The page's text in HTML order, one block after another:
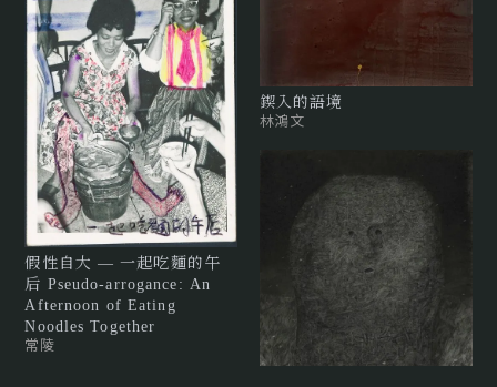
假性自大 — 一起吃麵的午
后 Pseudo-arrogance: An
Afternoon of Eating
Noodles Together
常陵
鍥入的語境
林鴻文